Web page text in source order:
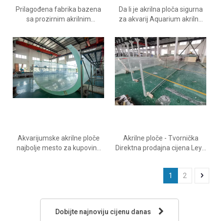
Prilagođena fabrika bazena
sa prozirnim akrilnim
Leyu
Da li je akrilna ploča sigurna
za akvarij Aquarium akrilne
Akvarijumske akrilne ploče
najbolje mesto za kupovinu
Akrilne ploče - Tvornička
Direktna prodajna cijena Leyu
proizvodnju akrilnih ploča po
najboljoj ceni - Leyu
1 2
Dobijte najnoviju cijenu danas